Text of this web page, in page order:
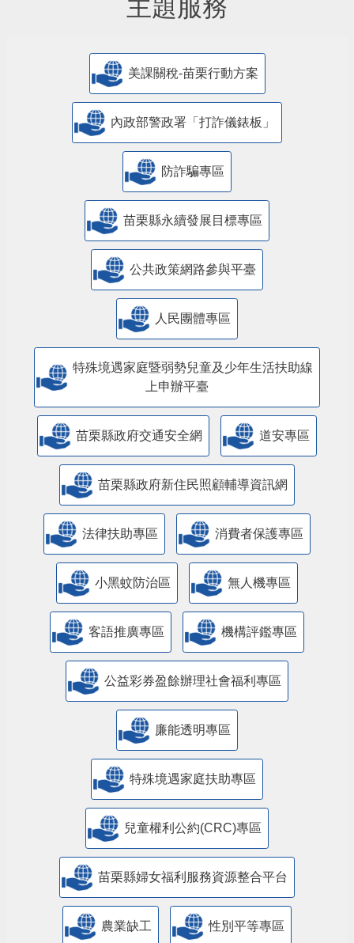
美課關稅-苗栗行動方案
內政部警政署「打詐儀錶板」
防詐騙專區
苗栗縣永續發展目標專區
公共政策網路參與平臺
人民團體專區
上申辦平臺
苗栗縣政府交通安全網 道安專區
苗栗縣政府新住民照顧輔導資訊網
法律扶助專區 消費者保護專區
小黑蚊防治區 無人機專區
客語推廣專區 機構評鑑專區
公益彩券盈餘辦理社會福利專區
廉能透明專區
特殊境遇家庭扶助專區
兒童權利公約(CRC)專區
苗栗縣婦女福利服務資源整合平台